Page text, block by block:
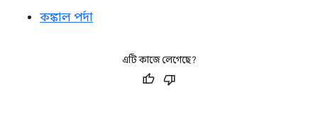
কঙ্কাল পর্দা
এটি কাজে লেগেছে?